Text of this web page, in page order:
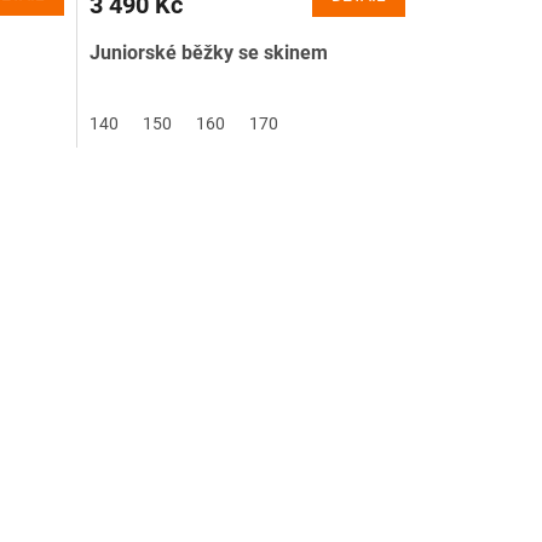
Juniorské běžky se skinem
140 150 160 170